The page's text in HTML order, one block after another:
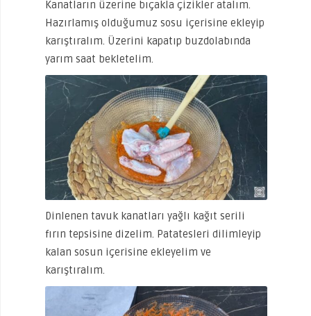
Kanatların üzerine bıçakla çizikler atalım.
Hazırlamış olduğumuz sosu içerisine ekleyip
karıştıralım. Üzerini kapatıp buzdolabında
yarım saat bekletelim.
Dinlenen tavuk kanatları yağlı kağıt serili
fırın tepsisine dizelim. Patatesleri dilimleyip
kalan sosun içerisine ekleyelim ve
karıştıralım.